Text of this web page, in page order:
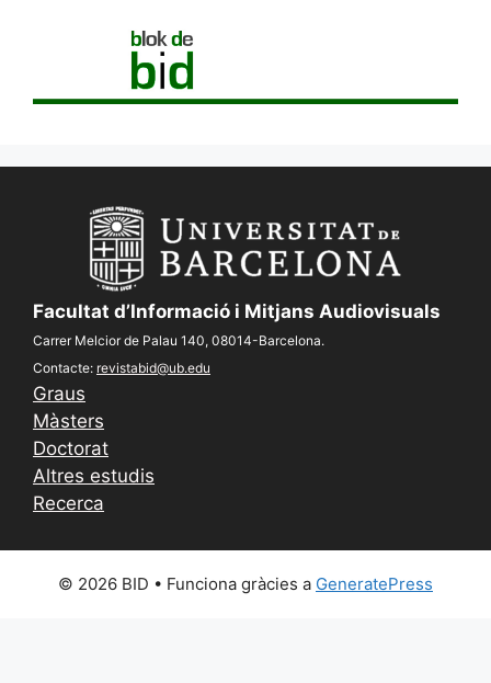
Facultat d’Informació i Mitjans Audiovisuals
Carrer Melcior de Palau 140, 08014-Barcelona.
Contacte: revistabid@ub.edu
Graus
Màsters
Doctorat
Altres estudis
Recerca
© 2026 BID • Funciona gràcies a GeneratePress